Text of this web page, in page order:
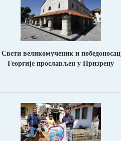
Свети великомученик и победоносац
Георгије прослављен у Призрену